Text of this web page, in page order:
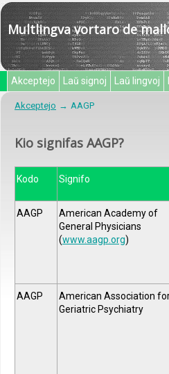
Multlingva vortaro de
Akceptejo Laŭ signoj Laŭ lingvoj
Akceptejo AAGP
Kio signifas AAGP?
Kodo Signifo
AAGP
American Academy of
General Physicians
(www.aagp.org)
AAGP
American Association
Geriatric Psychiatry